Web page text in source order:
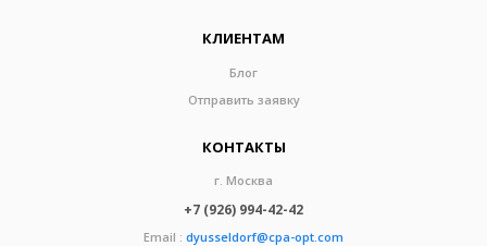
КЛИЕНТАМ
Блог
Отправить заявку
КОНТАКТЫ
г. Москва
+7 (926) 994-42-42
Email : dyusseldorf@cpa-opt.com